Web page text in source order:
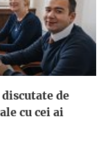
de
cu cei ai